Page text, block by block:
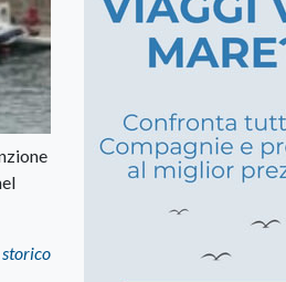
storico